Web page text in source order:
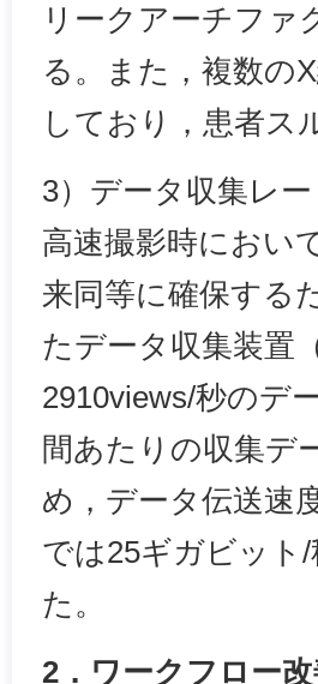
リークアーチファ
る。また，複数の
しており，患者ス
3）データ収集レ
高速撮影時におい
来同等に確保する
たデータ収集装置
2910views/秒のデ
間あたりの収集デ
め，データ伝送速
では25ギガビット
た。
2．ワークフロー